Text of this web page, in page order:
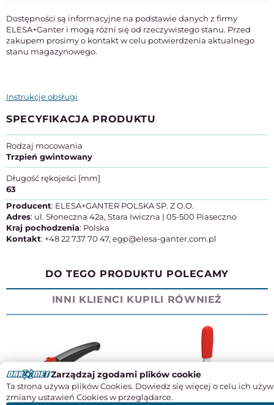
Dostępności są informacyjne na podstawie danych z firmy
ELESA+Ganter i mogą różni się od rzeczywistego stanu. Przed
zakupem prosimy o kontakt w celu potwierdzenia aktualnego
stanu magazynowego.
Instrukcje obsługi
SPECYFIKACJA PRODUKTU
Rodzaj mocowania
Trzpień gwintowany
Długość rękojeści [mm]
63
Producent: ELESA+GANTER POLSKA SP. Z O.O.
Adres: ul. Słoneczna 42a, Stara Iwiczna | 05-500 Piaseczno
Kraj pochodzenia: Polska
Kontakt: +48 22 737 70 47, egp@elesa-ganter.com.pl
DO TEGO PRODUKTU POLECAMY
INNI KLIENCI KUPILI RÓWNIEŻ
Zarządzaj zgodami plików cookie
Ta strona używa plików Cookies. Dowiedz się więcej o celu ich
zmiany ustawień Cookies w przeglądarce.